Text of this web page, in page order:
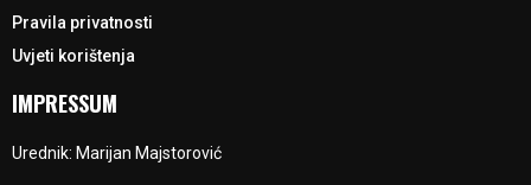
Pravila privatnosti
Uvjeti korištenja
IMPRESSUM
Urednik: Marijan Majstorović